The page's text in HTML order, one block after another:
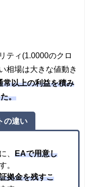
ティ(1.0000のクロ
相場は大きな値動き
常以上の利益を積み
。
の違い
、EAで用意し
。
拠金を残すこ